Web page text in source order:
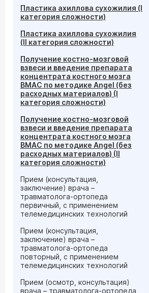
Пластика ахиллова сухожилия (I
категория сложности)
Пластика ахиллова сухожилия
(II категория сложности)
Получение костно-мозговой
взвеси и введение препарата
концентрата костного мозга
BMAC по методике Angel (без
расходных материалов) (I
категория сложности)
Получение костно-мозговой
взвеси и введение препарата
концентрата костного мозга
BMAC по методике Angel (без
расходных материалов) (II
категория сложности)
Прием (консультация,
заключение) врача –
травматолога-ортопеда
первичный, с применением
телемедицинских технологий
Прием (консультация,
заключение) врача –
травматолога-ортопеда
повторный, с применением
телемедицинских технологий
Прием (осмотр, консультация)
врача – травматолога-ортопеда